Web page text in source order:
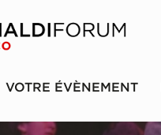
VOTRE ÉVÈNEMENT